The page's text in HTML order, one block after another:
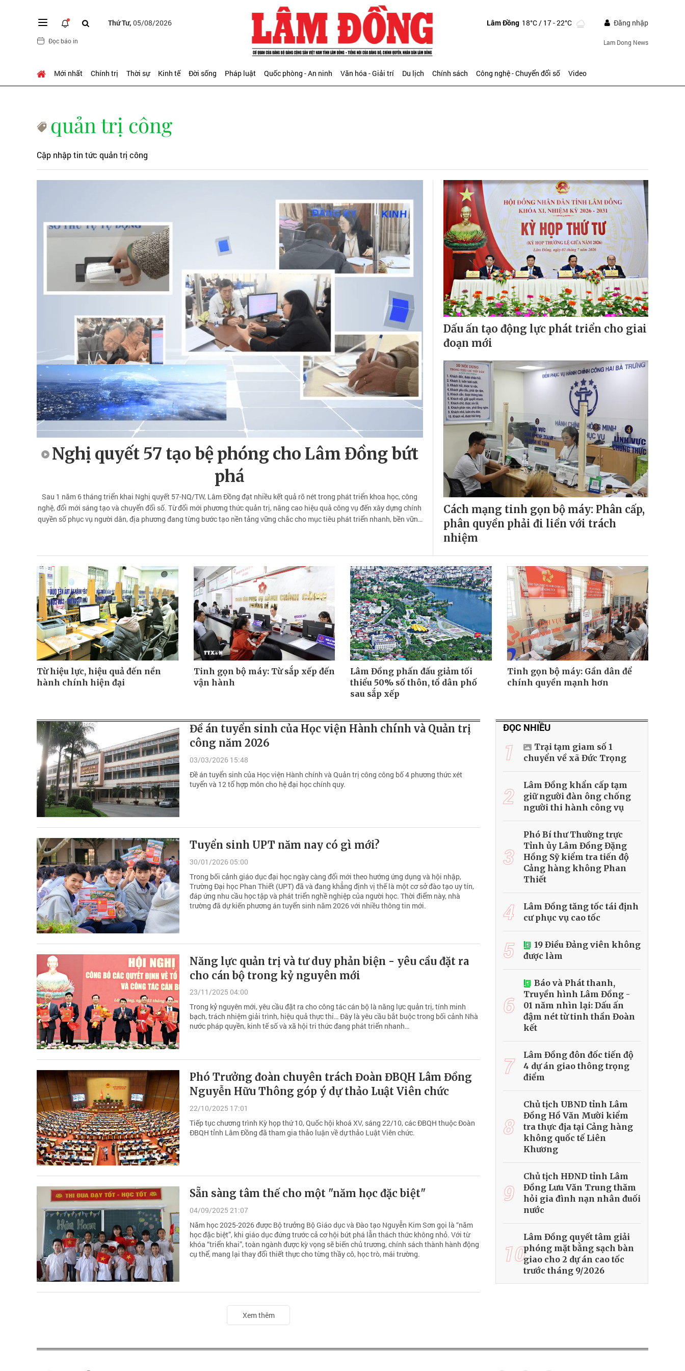
Thứ Tư, 05/08/2026
Đọc báo in
Lâm Đồng 18°C/ 17 - 22°C Đăng nhập
Lam Dong News
Mới nhất Chính trị Thời sự Kinh tế Đời sống Pháp luật Quốc phòng - An ninh Văn hóa - Giải trí Du lịch Chính sách Công nghệ - Chuyển đổi số Video
quản trị công
Cập nhập tin tức quản trị công
Nghị quyết 57 tạo bệ phóng cho Lâm Đồng bứt
phá
Sau 1 năm 6 tháng triển khai Nghị quyết 57-NQ/TW, Lâm Đồng đạt nhiều kết quả rõ nét trong phát triển khoa học, công
nghệ, đổi mới sáng tạo và chuyển đổi số. Từ đổi mới phương thức quản trị, nâng cao hiệu quả công vụ đến xây dựng chính
quyền số phục vụ người dân, địa phương đang từng bước tạo nền tảng vững chắc cho mục tiêu phát triển nhanh, bền vững
Dấu ấn tạo động lực phát triển cho giai
đoạn mới
Cách mạng tinh gọn bộ máy: Phân cấp,
phân quyền phải đi liền với trách
nhiệm
Từ hiệu lực, hiệu quả đến nền
hành chính hiện đại
Tinh gọn bộ máy: Từ sắp xếp đến
vận hành
Lâm Đồng phấn đấu giảm tối
thiểu 50% số thôn, tổ dân phố
sau sắp xếp
Tinh gọn bộ máy: Gần dân để
chính quyền mạnh hơn
Đề án tuyển sinh của Học viện Hành chính và Quản trị
công năm 2026
03/03/2026 15:48
Đề án tuyển sinh của Học viện Hành chính và Quản trị công công bố 4 phương thức xét
tuyển và 12 tổ hợp môn cho hệ đại học chính quy.
Tuyển sinh UPT năm nay có gì mới?
30/01/2026 05:00
Trong bối cảnh giáo dục đại học ngày càng đổi mới theo hướng ứng dụng và hội nhập,
Trường Đại học Phan Thiết (UPT) đã và đang khẳng định vị thế là một cơ sở đào tạo uy tín,
đáp ứng nhu cầu học tập và phát triển nghề nghiệp của người học. Thời điểm này, nhà
trường đã dự kiến phương án tuyển sinh năm 2026 với nhiều thông tin mới.
Năng lực quản trị và tư duy phản biện - yêu cầu đặt ra
cho cán bộ trong kỷ nguyên mới
23/11/2025 04:00
Trong kỷ nguyên mới, yêu cầu đặt ra cho công tác cán bộ là năng lực quản trị, tính minh
bạch, trách nhiệm giải trình, hiệu quả thực thi… Đây là yêu cầu bắt buộc trong bối cảnh Nhà
nước pháp quyền, kinh tế số và xã hội tri thức đang phát triển nhanh…
Phó Trưởng đoàn chuyên trách Đoàn ĐBQH Lâm Đồng
Nguyễn Hữu Thông góp ý dự thảo Luật Viên chức
22/10/2025 17:01
Tiếp tục chương trình Kỳ họp thứ 10, Quốc hội khoá XV, sáng 22/10, các ĐBQH thuộc Đoàn
ĐBQH tỉnh Lâm Đồng đã tham gia thảo luận về dự thảo Luật Viên chức.
Sẵn sàng tâm thế cho một "năm học đặc biệt"
04/09/2025 21:07
Năm học 2025-2026 được Bộ trưởng Bộ Giáo dục và Đào tạo Nguyễn Kim Sơn gọi là “năm
học đặc biệt”, khi giáo dục đứng trước cả cơ hội bứt phá lẫn thách thức không nhỏ. Với từ
khóa “triển khai”, toàn ngành được kỳ vọng sẽ biến chủ trương, chính sách thành hành động
cụ thể, mang lại thay đổi thiết thực cho từng thầy cô, học trò, mái trường.
Xem thêm
ĐỌC NHIỀU
1
Trại tạm giam số 1
chuyển về xã Đức Trọng
2
Lâm Đồng khẩn cấp tạm
giữ người đàn ông chống
người thi hành công vụ
3
Phó Bí thư Thường trực
Tỉnh ủy Lâm Đồng Đặng
Hồng Sỹ kiểm tra tiến độ
Cảng hàng không Phan
Thiết
4
Lâm Đồng tăng tốc tái định
cư phục vụ cao tốc
5
19 Điều Đảng viên không
được làm
6
Báo và Phát thanh,
Truyền hình Lâm Đồng -
01 năm nhìn lại: Dấu ấn
đậm nét từ tinh thần Đoàn
kết
7
Lâm Đồng đôn đốc tiến độ
4 dự án giao thông trọng
điểm
8
Chủ tịch UBND tỉnh Lâm
Đồng Hồ Văn Mười kiểm
tra thực địa tại Cảng hàng
không quốc tế Liên
Khương
9
Chủ tịch HĐND tỉnh Lâm
Đồng Lưu Văn Trung thăm
hỏi gia đình nạn nhân đuối
nước
10
Lâm Đồng quyết tâm giải
phóng mặt bằng sạch bàn
giao cho 2 dự án cao tốc
trước tháng 9/2026